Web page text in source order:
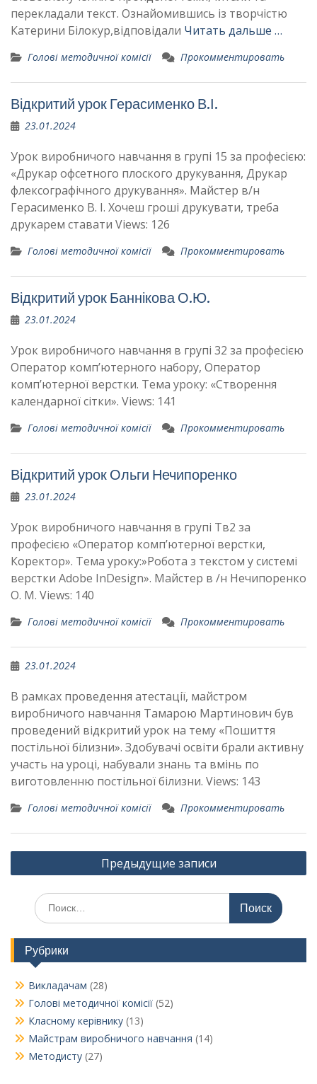
перекладали текст. Ознайомившись із творчістю
Катерини Білокур,відповідали Читать дальше …
Голові методичної комісії Прокомментировать
Відкритий урок Герасименко В.І.
23.01.2024
Урок виробничого навчання в групі 15 за професією:
«Друкар офсетного плоского друкування, Друкар
флексографічного друкування». Майстер в/н
Герасименко В. І. Хочеш гроші друкувати, треба
друкарем ставати Views: 126
Голові методичної комісії Прокомментировать
Відкритий урок Баннікова О.Ю.
23.01.2024
Урок виробничого навчання в групі 32 за професією
Оператор комп’ютерного набору, Оператор
комп’ютерної верстки. Тема уроку: «Створення
календарної сітки». Views: 141
Голові методичної комісії Прокомментировать
Відкритий урок Ольги Нечипоренко
23.01.2024
Урок виробничого навчання в групі Тв2 за
професією «Оператор комп’ютерної верстки,
Коректор». Тема уроку:»Робота з текстом у системі
верстки Adobe InDesign». Майстер в /н Нечипоренко
О. М. Views: 140
Голові методичної комісії Прокомментировать
23.01.2024
В рамках проведення атестації, майстром
виробничого навчання Тамарою Мартинович був
проведений відкритий урок на тему «Пошиття
постільної білизни». Здобувачі освіти брали активну
участь на уроці, набували знань та вмінь по
виготовленню постільної білизни. Views: 143
Голові методичної комісії Прокомментировать
Навигация
по
записям
Предыдущие записи
Поиск
по:
Рубрики
Викладачам (28)
Голові методичної комісії (52)
Класному керівнику (13)
Майстрам виробничого навчання (14)
Методисту (27)